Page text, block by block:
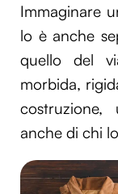
Immaginare
lo è anche
quello del
morbida,
anche di chi